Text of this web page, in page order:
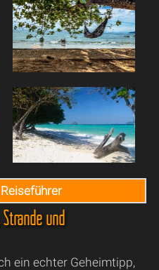
und
ein echter Geheimtipp,